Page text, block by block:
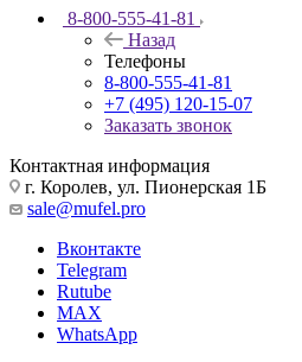
8-800-555-41-81
Назад
Телефоны
8-800-555-41-81
+7 (495) 120-15-07
Заказать звонок
Контактная информация
г. Королев, ул. Пионерская 1Б
sale@mufel.pro
Вконтакте
Telegram
Rutube
MAX
WhatsApp